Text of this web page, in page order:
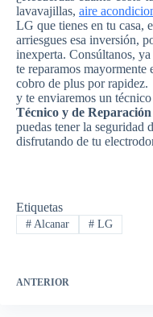
lavavajillas, aire
LG que tienes en tu casa,
arriesgues esa inversión,
inexperta. Consúltanos,
te reparamos
cobro de plus por
y te enviaremos un
Técnico y de
puedas tener la seguridad
disfrutando de tu
Etiquetas
#Alcanar #LG
ANTERIOR